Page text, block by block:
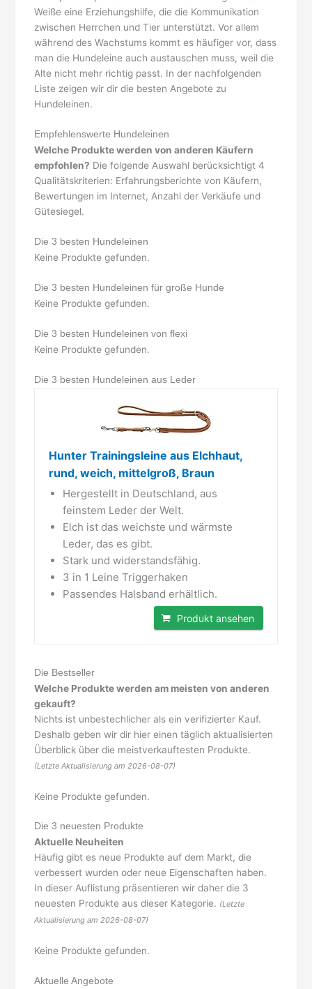
Weiße eine Erziehungshilfe, die die Kommunikation
zwischen Herrchen und Tier unterstützt. Vor allem
während des Wachstums kommt es häufiger vor, dass
man die Hundeleine auch austauschen muss, weil die
Alte nicht mehr richtig passt. In der nachfolgenden
Liste zeigen wir dir die besten Angebote zu
Hundeleinen.
Empfehlenswerte Hundeleinen
Welche Produkte werden von anderen Käufern
empfohlen? Die folgende Auswahl berücksichtigt 4
Qualitätskriterien: Erfahrungsberichte von Käufern,
Bewertungen im Internet, Anzahl der Verkäufe und
Gütesiegel.
Die 3 besten Hundeleinen
Keine Produkte gefunden.
Die 3 besten Hundeleinen für große Hunde
Keine Produkte gefunden.
Die 3 besten Hundeleinen von flexi
Keine Produkte gefunden.
Die 3 besten Hundeleinen aus Leder
Hunter Trainingsleine aus Elchhaut,
rund, weich, mittelgroß, Braun
Hergestellt in Deutschland, aus
feinstem Leder der Welt.
Elch ist das weichste und wärmste
Leder, das es gibt.
Stark und widerstandsfähig.
3 in 1 Leine Triggerhaken
Passendes Halsband erhältlich.
Produkt ansehen
Die Bestseller
Welche Produkte werden am meisten von anderen
gekauft?
Nichts ist unbestechlicher als ein verifizierter Kauf.
Deshalb geben wir dir hier einen täglich aktualisierten
Überblick über die meistverkauftesten Produkte.
(Letzte Aktualisierung am 2026-08-07)
Keine Produkte gefunden.
Die 3 neuesten Produkte
Aktuelle Neuheiten
Häufig gibt es neue Produkte auf dem Markt, die
verbessert wurden oder neue Eigenschaften haben.
In dieser Auflistung präsentieren wir daher die 3
neuesten Produkte aus dieser Kategorie. (Letzte
Aktualisierung am 2026-08-07)
Keine Produkte gefunden.
Aktuelle Angebote